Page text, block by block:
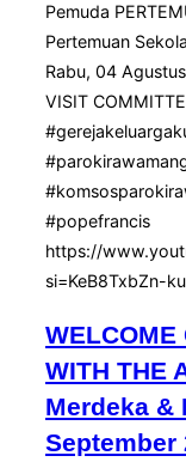
Pemuda
Pertemuan
Rabu, 04
VISIT
#popefrancis
https://
si=KeB8TxbZn-
WELCOME
WITH THE
Merdeka &
September